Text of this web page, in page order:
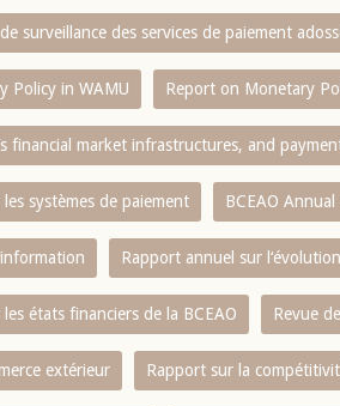
surveillance des services de paiement
Policy in WAMU Report on Monetary
financial market infrastructures, and
systèmes de paiement BCEAO
Rapport annuel sur
états financiers de la BCEAO Revue
extérieur Rapport sur la